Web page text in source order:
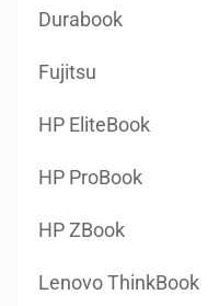
HP EliteBook
HP ProBook
HP ZBook
Lenovo ThinkBook
Lenovo ThinkPad
Microsoft